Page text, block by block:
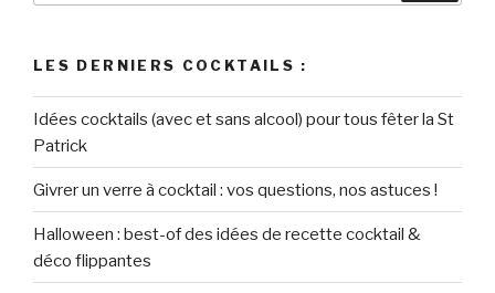
LES DERNIERS COCKTAILS :
Idées cocktails (avec et sans alcool) pour tous fêter la St
Patrick
Givrer un verre à cocktail : vos questions, nos astuces !
Halloween : best-of des idées de recette cocktail &
déco flippantes